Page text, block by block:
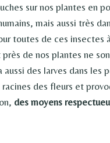
sur nos plantes en
mais aussi très
toutes de ces insectes
de nos plantes ne
des larves dans les
des fleurs et
des moyens